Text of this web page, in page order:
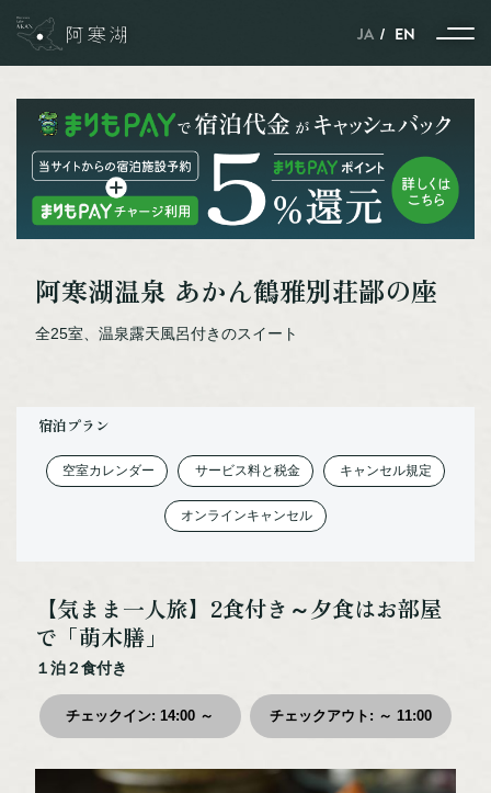
JA EN
ストーリー
自然と動物と人のハーモニー
自然と動物と人の共生の世界
ガストロノミーというわけ。
体験・アクティビティ
モデルルート
お役立ち情報
交通アクセス
お知らせ
阿寒湖温泉 あかん鶴雅別荘鄙の座
全25室、温泉露天風呂付きのスイート
宿泊プラン
空室カレンダー サービス料と税金 キャンセル規定
オンラインキャンセル
【気まま一人旅】2食付き～夕食はお部屋
で「萌木膳」
１泊２食付き
チェックイン:14:00 ～ チェックアウト : ～ 11:00